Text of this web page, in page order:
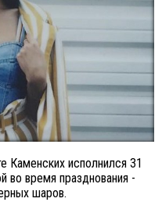
Каменских исполнился 31
во время празднования -
шаров.